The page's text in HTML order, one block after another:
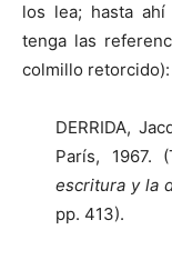
los lea; hasta
tenga las
colmillo retorcido):
DERRIDA,
París, 1967.
escritura y la
pp. 413).